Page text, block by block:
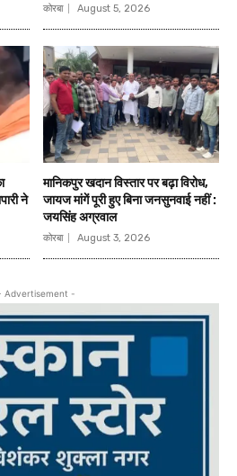
कोरबा August 5, 2026
ने
मानिकपुर खदान विस्तार पर बढ़ा विरोध,
जायज मांगें पूरी हुए बिना जनसुनवाई नहीं :
जयसिंह अग्रवाल
कोरबा August 3, 2026
Advertisement -